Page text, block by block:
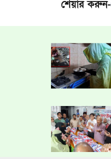
শেয়ার করুন-